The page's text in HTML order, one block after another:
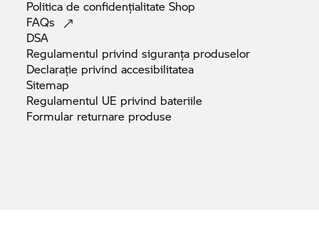
Politica de confidențialitateShop
FAQs
DSA
Regulamentul privind siguranța produselor
Declarație privindaccesibilitatea
Sitemap
Regulamentul UE privind bateriile
Formular returnare produse